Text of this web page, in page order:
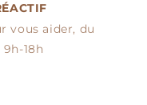
vous aider, du
18h